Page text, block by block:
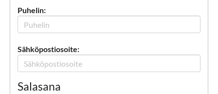
Puhelin:
Sähköpostiosoite:
Salasana